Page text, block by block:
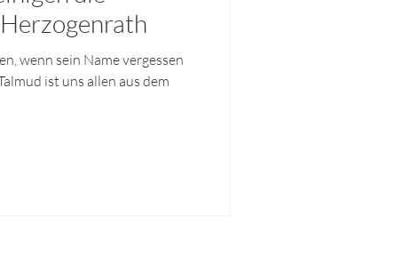
wenn sein Name vergessen
ist uns allen aus dem